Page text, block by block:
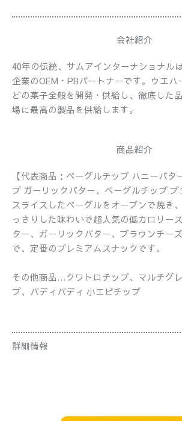
会社紹介
40年の伝統、サムアインターナショナル
企業のOEM・PBパートナーです。ウエハ
どの菓子全般を開発・供給し、徹底した
場に最高の製品を供給します。
商品紹介
【代表商品：ベーグルチップ ハニーバタ
プ ガーリックバター、ベーグルチップ ブ
スライスしたベーグルをオーブンで焼き
っさりした味わいで超人気の低カロリー
ター、ガーリックバター、ブラウンチー
で、定番のプレミアムスナックです。
その他商品…クワトロチップ、マルチグ
プ、バディバディ 小エビチップ
詳細情報